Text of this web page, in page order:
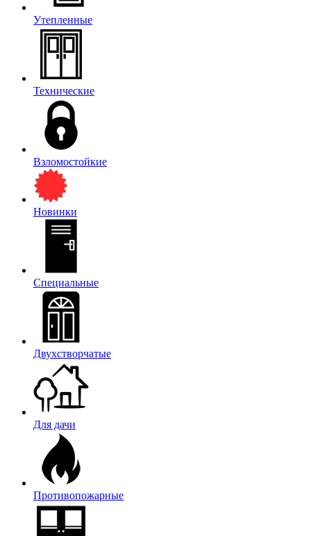
Утепленные
Технические
Взломостойкие
Новинки
Специальные
Двухстворчатые
Для дачи
Противопожарные